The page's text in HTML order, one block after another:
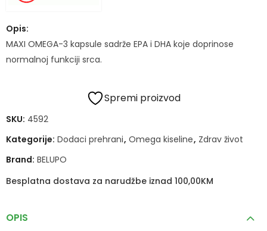
Opis:
MAXI OMEGA-3 kapsule sadrže EPA i DHA koje doprinose
normalnoj funkciji srca.
Spremi proizvod
SKU: 4592
Kategorije: Dodaci prehrani, Omega kiseline, Zdrav život
Brand: BELUPO
Besplatna dostava za narudžbe iznad 100,00KM
OPIS